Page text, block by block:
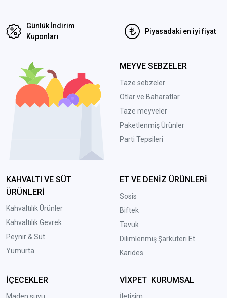
Günlük İndirim
Kuponları
Piyasadaki en iyi fiyat
MEYVE SEBZELER
Taze sebzeler
Otlar ve Baharatlar
Taze meyveler
Paketlenmiş Ürünler
Parti Tepsileri
KAHVALTI VE SÜT
ÜRÜNLERİ
Kahvaltılık Ürünler
Kahvaltılık Gevrek
Peynir & Süt
Yumurta
ET VE DENİZ ÜRÜNLERİ
Sosis
Biftek
Tavuk
Dilimlenmiş Şarküteri Et
Karides
İÇECEKLER VİXPET KURUMSAL